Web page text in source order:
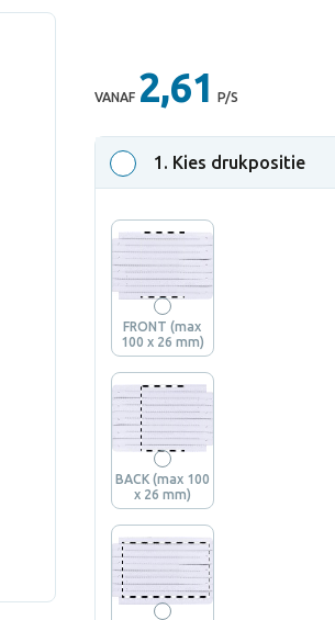
VANAF 2,61 P/S
1 . Kies drukpositie
FRONT (max
100 x 26 mm)
BACK (max 100
x 26 mm)